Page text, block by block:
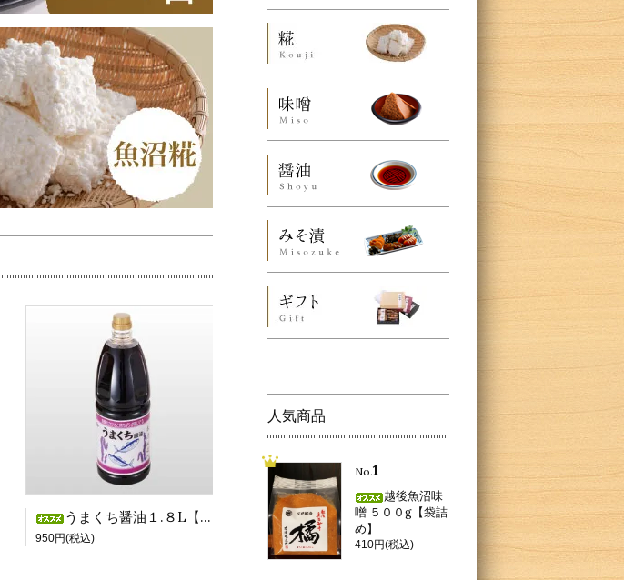
うまくち醤油１.８L【１本】
950円(税込)
人気商品
No.1
越後魚沼味
噌 ５００g【袋詰
め】
410円(税込)